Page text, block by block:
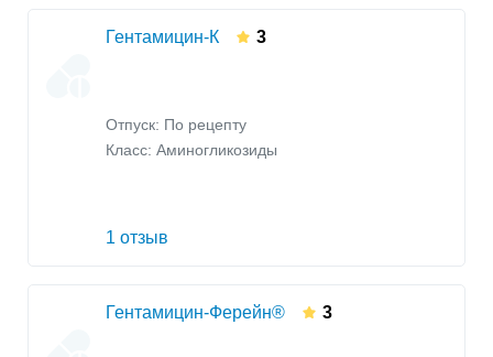
Гентамицин-К 3
Отпуск: По рецепту
Класс: Аминогликозиды
1 отзыв
Гентамицин-Ферейн® 3